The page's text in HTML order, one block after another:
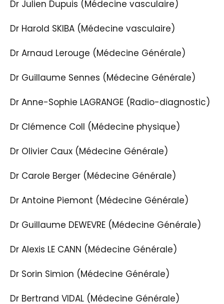
Dr Julien Dupuis (Médecine vasculaire)
Dr Harold SKIBA (Médecine vasculaire)
Dr Arnaud Lerouge (Médecine Générale)
Dr Guillaume Sennes (Médecine Générale)
Dr Anne-Sophie LAGRANGE (Radio-diagnostic)
Dr Clémence Coll (Médecine physique)
Dr Olivier Caux (Médecine Générale)
Dr Carole Berger (Médecine Générale)
Dr Antoine Piemont (Médecine Générale)
Dr Guillaume DEWEVRE (Médecine Générale)
Dr Alexis LE CANN (Médecine Générale)
Dr Sorin Simion (Médecine Générale)
Dr Bertrand VIDAL (Médecine Générale)